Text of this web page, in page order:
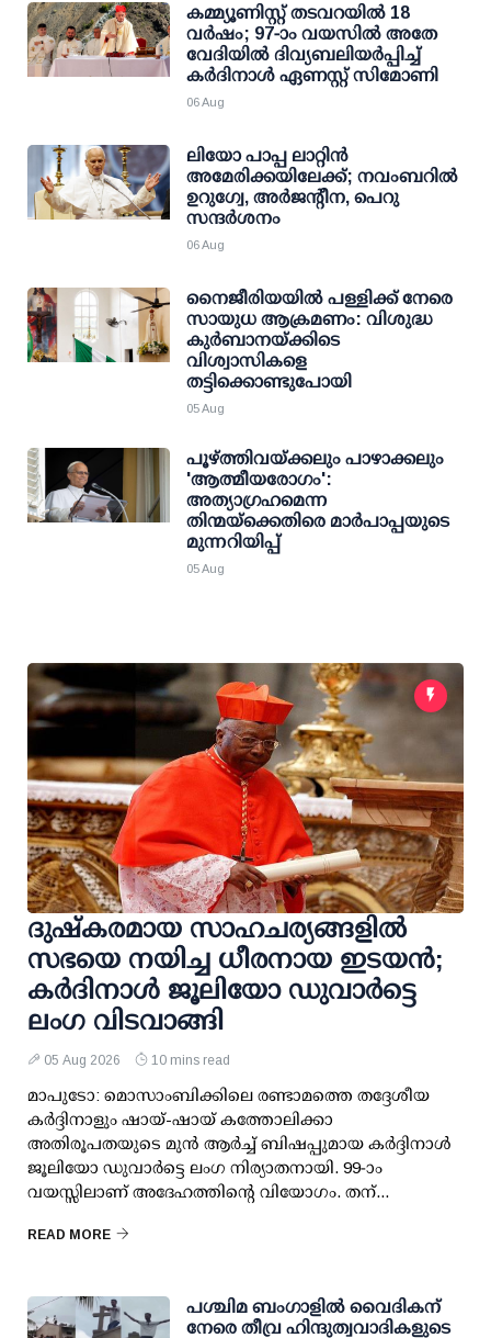
കമ്മ്യൂണിസ്റ്റ് തടവറയില്‍ 18
വര്‍ഷം; 97-ാം വയസില്‍ അതേ
വേദിയില്‍ ദിവ്യബലിയര്‍പ്പിച്ച്
കര്‍ദിനാള്‍ ഏണസ്റ്റ് സിമോണി
06 Aug
ലിയോ പാപ്പ ലാറ്റിൻ
അമേരിക്കയിലേക്ക്; നവംബറിൽ
ഉറുഗ്വേ, അർജന്റീന, പെറു
സന്ദർശനം
06 Aug
നൈജീരിയയിൽ പള്ളിക്ക് നേരെ
സായുധ ആക്രമണം: വിശുദ്ധ
കുർബാനയ്ക്കിടെ
വിശ്വാസികളെ
തട്ടിക്കൊണ്ടുപോയി
05 Aug
പൂഴ്ത്തിവയ്ക്കലും പാഴാക്കലും
'ആത്മീയരോഗം':
അത്യാഗ്രഹമെന്ന
തിന്മയ്ക്കെതിരെ മാർപാപ്പയുടെ
മുന്നറിയിപ്പ്
05 Aug
ദുഷ്കരമായ സാഹചര്യങ്ങളിൽ
സഭയെ നയിച്ച ധീരനായ ഇടയൻ;
കർദിനാൾ ജൂലിയോ ഡുവാർട്ടെ
ലംഗ വിടവാങ്ങി
05 Aug 2026 10 mins read
മാപുടോ: മൊസാംബിക്കിലെ രണ്ടാമത്തെ തദ്ദേശീയ
കർദ്ദിനാളും ഷായ്-ഷായ് കത്തോലിക്കാ
അതിരൂപതയുടെ മുന്‍ ആർച്ച് ബിഷപ്പുമായ കർദ്ദിനാൾ
ജൂലിയോ ഡുവാർട്ടെ ലംഗ നിര്യാതനായി. 99-ാം
വയസ്സിലാണ് അദേഹത്തിന്റെ വിയോഗം. തന്...
READ MORE
പശ്ചിമ ബംഗാളിൽ വൈദികന്
നേരെ തീവ്ര ഹിന്ദുത്വവാദികളുടെ